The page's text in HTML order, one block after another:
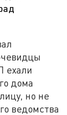
ехали
дома
но не
ведомства